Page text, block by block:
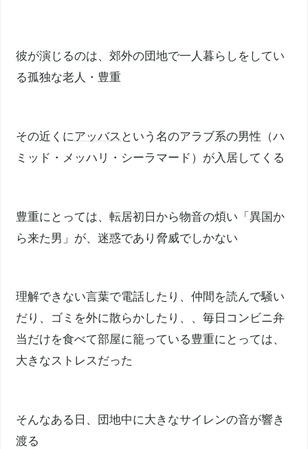
彼が演じるのは、郊外の団地で一人暮らしをしてい
る孤独な老人・豊重
その近くにアッバス という名のアラブ系の男性（ハ
ミッド・メッハリ・シーラマード）が入居してくる
豊重にとっては、転居初日から物音の煩い「異国か
ら来た男」が、迷惑であり脅威でしかない
理解できない言葉で電話したり、仲間を読んで騒い
だり、ゴミを外に散らかしたり、、毎日コンビニ弁
当だけを食べて部屋に籠っている豊重にとっては、
大きなストレスだった
そんなある日、団地中に大きなサイレンの音が響き
渡る